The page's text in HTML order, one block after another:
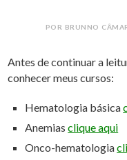
POR BRUNNO
Antes de continuar a
conhecer meus cursos:
Hematologia básica
Anemiasclique aqui
Onco-hematologia